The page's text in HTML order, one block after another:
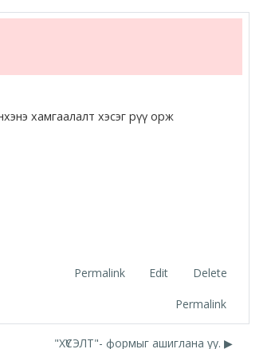
хамгаалалт хэсэг рүү орж
Permalink Edit Delete
Permalink
"ХҮСЭЛТ"- формыг ашиглана уу. ▶︎